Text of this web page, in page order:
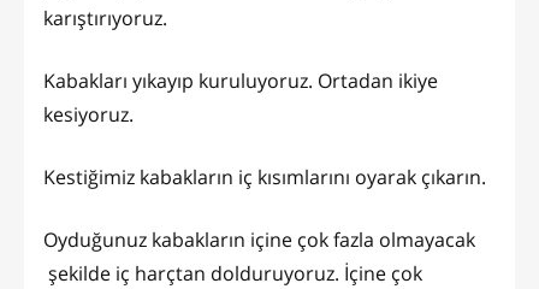
karıştırıyoruz.
Kabakları yıkayıp kuruluyoruz. Ortadan ikiye
kesiyoruz.
Kestiğimiz kabakların iç kısımlarını oyarak çıkarın.
Oyduğunuz kabakların içine çok fazla olmayacak
şekilde iç harçtan dolduruyoruz. İçine çok